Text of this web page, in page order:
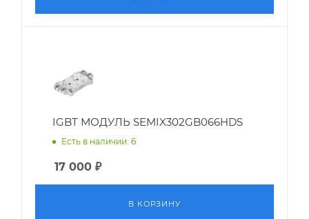
IGBT МОДУЛЬ SEMIX302GB066HDS
Есть в наличии: 6
17 000 ₽
В КОРЗИНУ